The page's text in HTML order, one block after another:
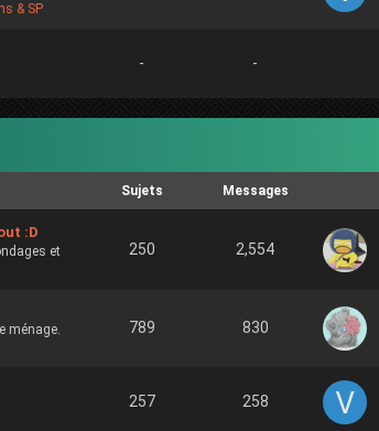
& SP
- -
Sujets Messages
:D
et
250 2,554
ménage.
789 830
257 258